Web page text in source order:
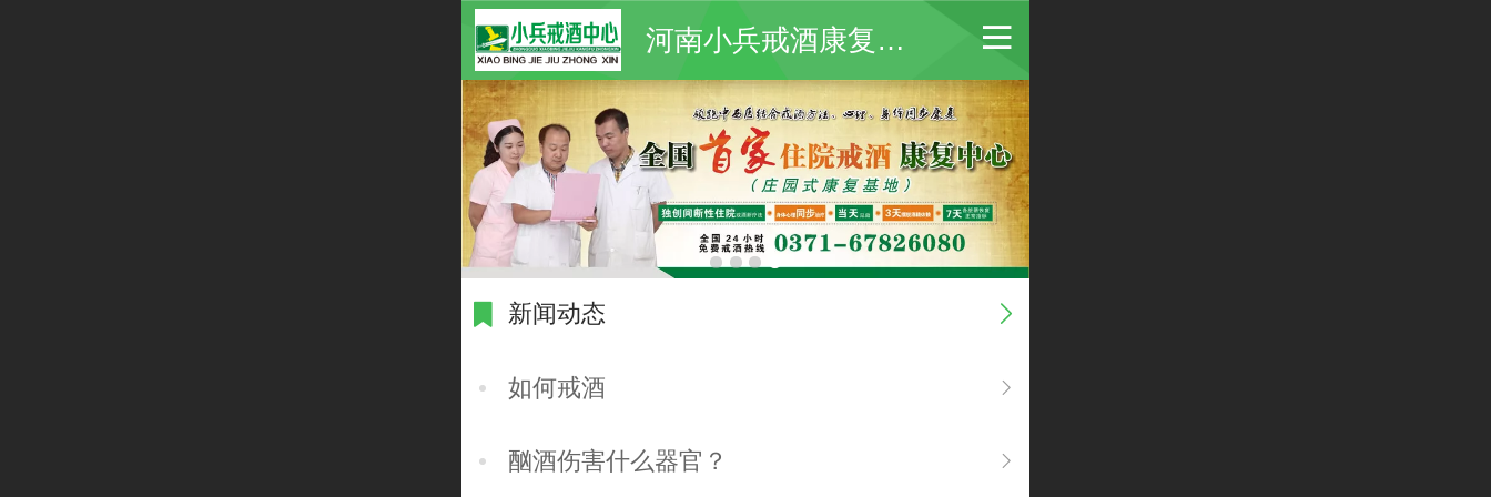
河南小兵戒酒康复中心
新闻动态
如何戒酒
酗酒伤害什么器官？